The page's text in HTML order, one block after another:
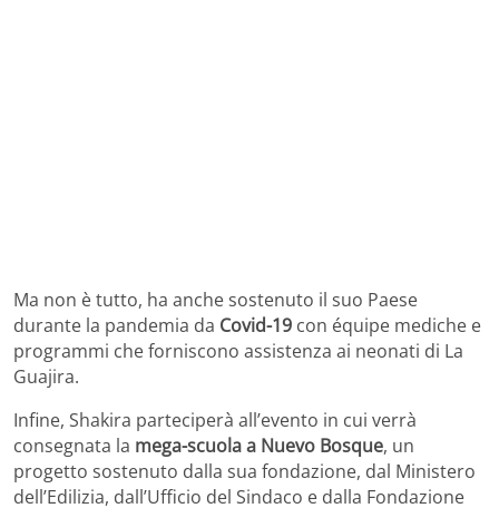
Ma non è tutto, ha anche sostenuto il suo Paese
durante la pandemia da Covid-19 con équipe mediche e
programmi che forniscono assistenza ai neonati di La
Guajira.
Infine, Shakira parteciperà all’evento in cui verrà
consegnata la mega-scuola a Nuevo Bosque, un
progetto sostenuto dalla sua fondazione, dal Ministero
dell’Edilizia, dall’Ufficio del Sindaco e dalla Fondazione